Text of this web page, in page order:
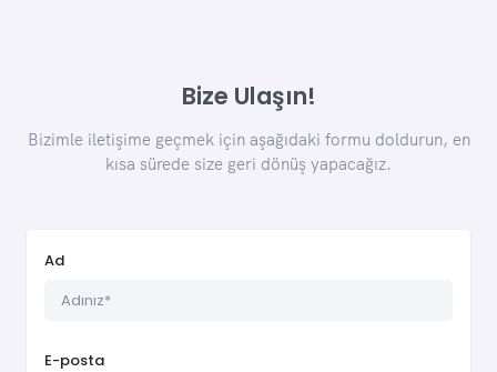
Bize Ulaşın!
Bizimle iletişime geçmek için aşağıdaki formu doldurun, en
kısa sürede size geri dönüş yapacağız.
Ad
E-posta